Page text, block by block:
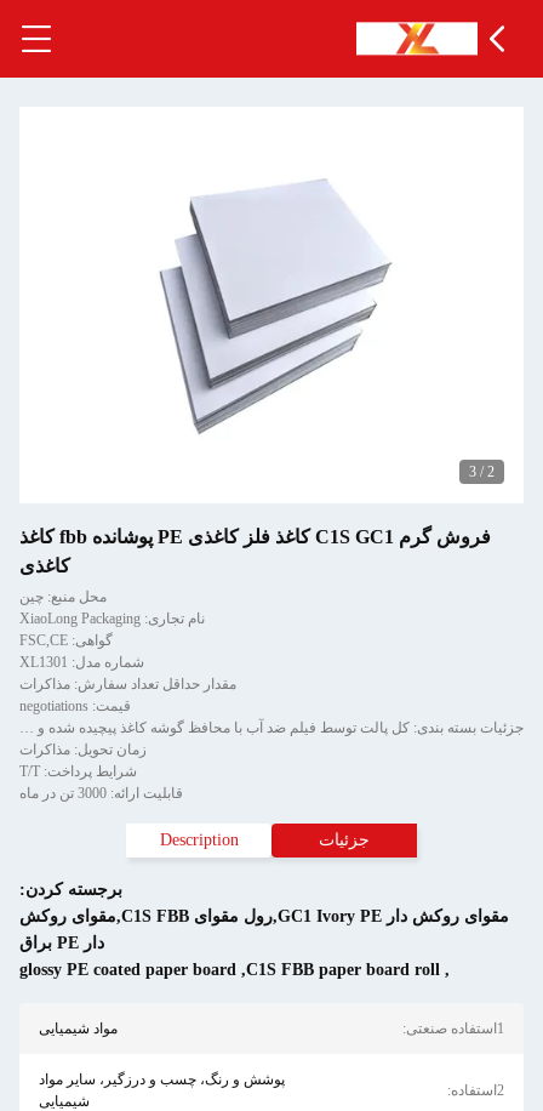
2
/
3
فروش گرم C1S GC1 کاغذ فلز کاغذی PE پوشانده fbb کاغذ
کاغذی
محل منبع: چین
نام تجاری: XiaoLong Packaging
گواهی: FSC,CE
شماره مدل: XL1301
مقدار حداقل تعداد سفارش: مذاکرات
قیمت: negotiations
جزئیات بسته بندی: کل پالت توسط فیلم ضد آب با محافظ گوشه کاغذ پیچیده شده و توسط نوار فلزی دو تکه ثابت می شود.
زمان تحویل: مذاکرات
شرایط پرداخت: T/T
قابلیت ارائه: 3000 تن در ماه
جزئیات Description
برجسته کردن:
مقوای روکش دار GC1 Ivory PE,رول مقوای C1S FBB,مقوای روکش
دار PE براق
,
C1S FBB paper board roll
,
glossy PE coated paper board
1استفاده صنعتی: مواد شیمیایی
2استفاده:
پوشش و رنگ، چسب و درزگیر، سایر مواد
شیمیایی